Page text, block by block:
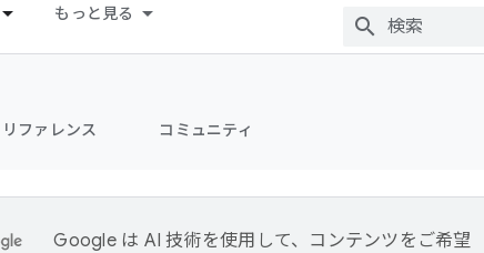
もっと見る
リファレンス コミュニティ
Google は AI 技術を使用して、コンテンツをご希望